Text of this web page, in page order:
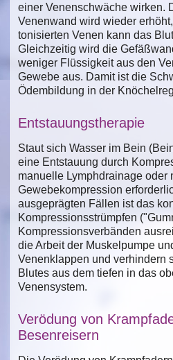
einer Venenschwäche wirken.
Venenwand wird wieder
tonisierten Venen kann das
Gleichzeitig wird die
weniger Flüssigkeit aus den
Gewebe aus. Damit ist die
Ödembildung in der
Entstauungstherapie
Staut sich Wasser im Bein
eine Entstauung durch
manuelle Lymphdrainage oder
Gewebekompression
ausgeprägten Fällen ist das
Kompressionsstrümpfen
Kompressionsverbänden
die Arbeit der Muskelpumpe
Venenklappen und verhindern
Blutes aus dem tiefen in das
Venensystem.
Verödung von
Besenreisern